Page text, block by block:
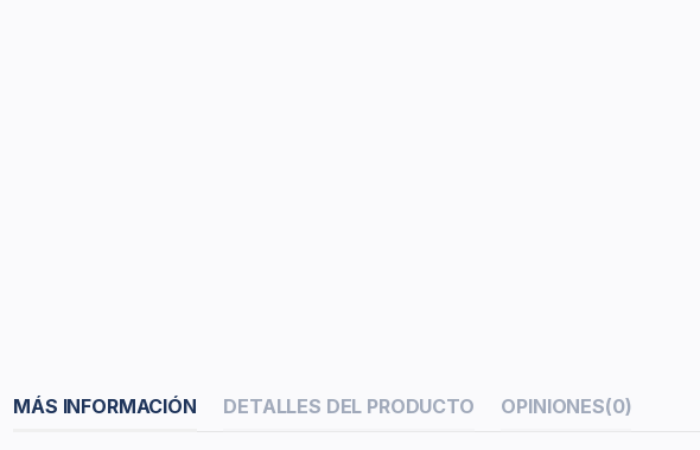
MÁS INFORMACIÓN DETALLES DEL PRODUCTO OPINIONES(0)